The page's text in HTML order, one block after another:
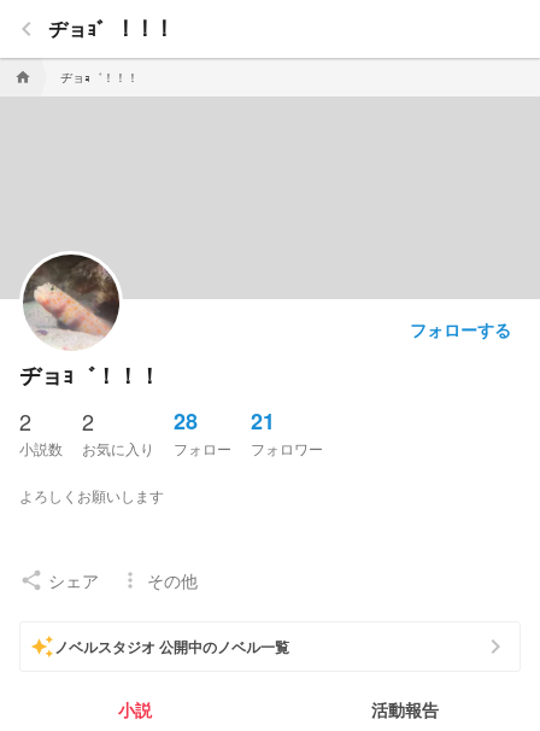
home ヂョｮ゛！！！
keyboard_arrow_left ヂョｮ゛！！！
フォローする
ヂョｮ゛！！！
2
小説数
2
お気に入り
28
フォロー
21
フォロワー
よろしくお願いします
share シェア more_vert その他
auto_awesomeノベルスタジオ 公開中のノベル一覧 chevron_right
小説 活動報告